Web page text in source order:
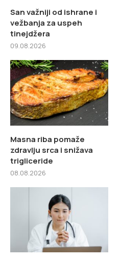
San važniji od ishrane i
vežbanja za uspeh
tinejdžera
09.08.2026
Masna riba pomaže
zdravlju srca i snižava
trigliceride
08.08.2026